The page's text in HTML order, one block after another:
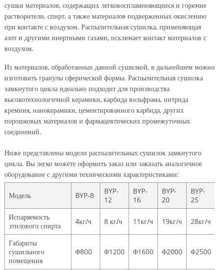
сушки материалов, содержащих легковоспламеняющиеся и горючие
растворители, спирт, а также материалов подверженных окислению
при контакте с воздухом. Распылительная сушилка, применяющая
азот и другими инертными газами, исключает контакт материалов с
воздухом.
Из материалов, обработанных данной сушилкой, в дальнейшем можно
изготовить гранулы сферической формы. Распылительная сушилка
замкнутого цикла идеально подходит для производства
высокотехнологичной керамики, карбида вольфрама, нитрида
кремния, нанокерамики, цементированного карбида, других
порошковых материалов и фармацевтических промежуточных
соединений.
Ниже представлены модели распылительных сушилок замкнутого
цикла. Вы легко можете оформить заказ или заказать аналогичное
оборудование с другими техническими характеристиками:
Модель BYP-8
BYP-
12
BYP-
16
BYP-
20
BYP-
25
Испаряемость
этилового спирта
4кг/ч 8 кг/ч 11кг/ч 19кг/ч 28кг/ч
Габариты
сушильного
помещения
Φ800 Φ1200 Φ1600 Φ2000 Φ2500